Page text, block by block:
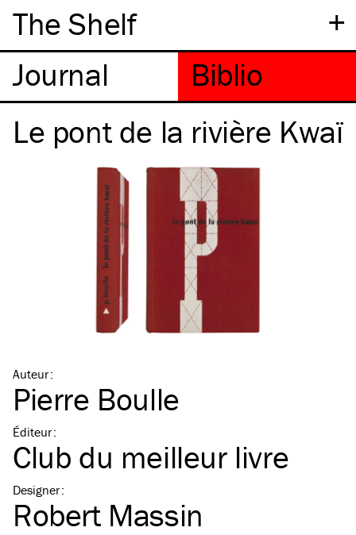
+
The Shelf
Le pont de la rivière Kwaï
Auteur:
Pierre Boulle
Éditeur:
Club du meilleur livre
Designer:
Robert Massin